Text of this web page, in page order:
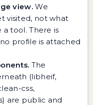
view.We
visited, not what
tool. There is
profile is attached
The
(libheif,
css,
are public and